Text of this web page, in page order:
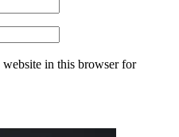
website in this browser for